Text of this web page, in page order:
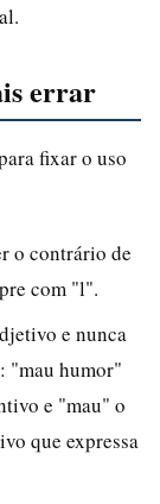
errar
fixar o uso
o contrário de
com "l".
e nunca
"mau humor"
e "mau" o
que expressa